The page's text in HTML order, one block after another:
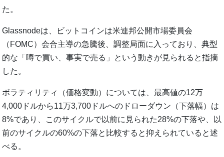
た。
Glassnodeは、ビットコインは米連邦公開市場委員会
（FOMC）会合主導の急騰後、調整局面に入っており、典型
的な「噂で買い、事実で売る」という動きが見られると指摘
した。
ボラティリティ（価格変動）については、最高値の12万
4,000ドルから11万3,700ドルへのドローダウン（下落幅）は
8%であり、このサイクルで以前に見られた28%の下落や、以
前のサイクルの60%の下落と比較すると抑えられていると述
べる。